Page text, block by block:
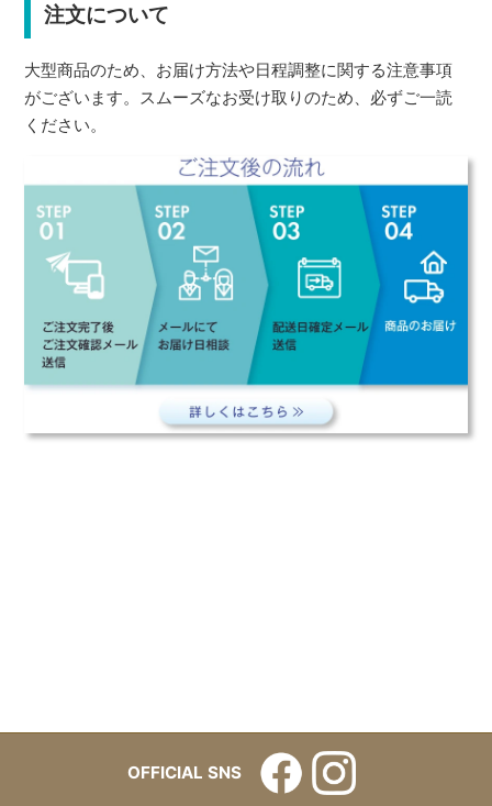
注文について
大型商品のため、お届け方法や日程調整に関する注意事項
がございます。スムーズなお受け取りのため、必ずご一読
ください。
OFFICIAL SNS